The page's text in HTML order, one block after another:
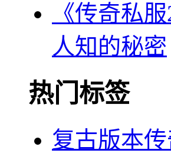
《传奇私
人知的秘密
热门标签
复古版本